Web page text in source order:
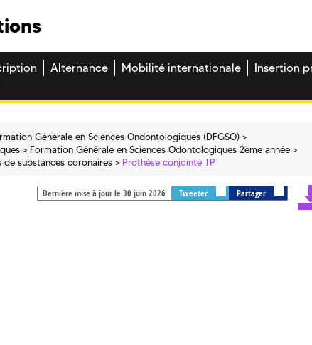
Alternance Mobilité internationale
Insertion
Générale en Sciences Ondontologiques (DFGSO)
Formation Générale en Sciences Odontologiques 2ème année
substances coronaires
Prothèse conjointe TP
Dernière mise à jour le 30 juin 2026 Tweeter Partager